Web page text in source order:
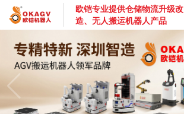
欧铠专业提供仓储物流升级改
造、无人搬运机器人产品